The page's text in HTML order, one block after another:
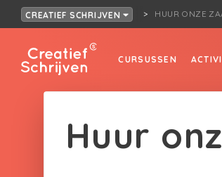
CREATIEF SCHRIJVEN HUUR ONZE
CURSUSSEN
Huur